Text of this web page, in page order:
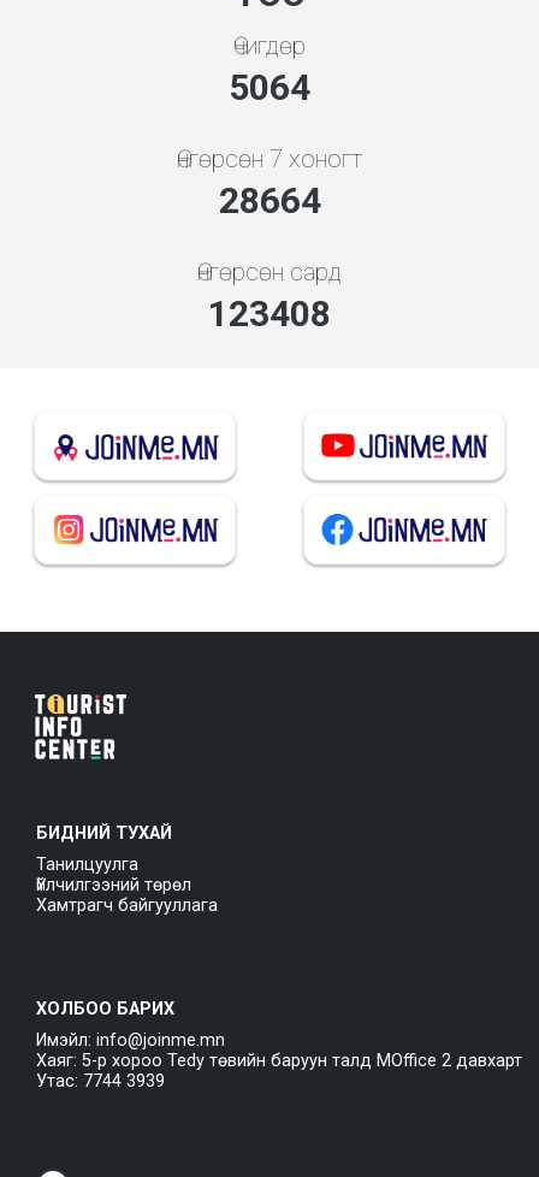
Өчигдөр
5453
Өнгөрсөн 7 хоногт
30869
Өнгөрсөн сард
132901
БИДНИЙ ТУХАЙ
Танилцуулга
Үйлчилгээний төрөл
Хамтрагч байгууллага
ХОЛБОО БАРИХ
Имэйл: info@joinme.mn
Хаяг: 5-р хороо Tedy төвийн баруун талд MOffice 2 давхарт
Утас: 7744 3939